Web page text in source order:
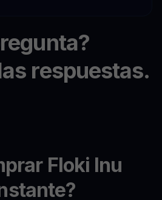
respuestas.
Floki Inu